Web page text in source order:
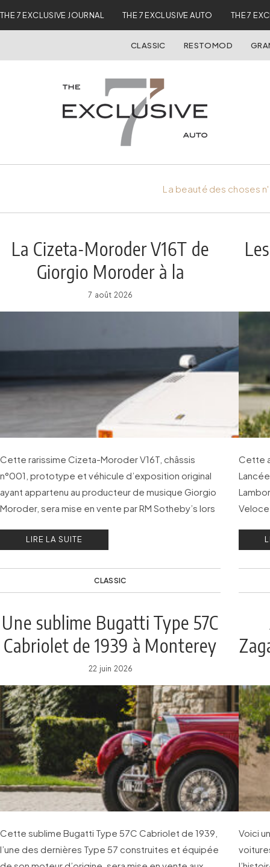
THE 7 EXCLUSIVE JOURNAL THE 7 EXCLUSIVE AUTO THE 7
CLASSIC RESTOMOD
La beauté des choses
La Cizeta-Moroder V16T de
Giorgio Moroder à la
Monterey Car Week
7 août 2026
Cette rarissime Cizeta-Moroder V16T, châssis
n°001, prototype et véhicule d’exposition original
ayant appartenu au producteur de musique Giorgio
Moroder, sera mise en vente par RM Sotheby’s lors
LIRE LA SUITE
CLASSIC
Cette
Une sublime Bugatti Type 57C
Cabriolet de 1939 à Monterey
22 juin 2026
Cette sublime Bugatti Type 57C Cabriolet de 1939,
l’une des dernières Type 57 construites et équipée
Voici